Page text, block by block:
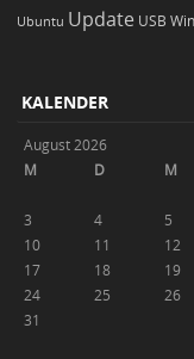
Ubuntu Update USB
KALENDER
August 2026
M
D M
3
4 5
10
11 12
17
18 19
24
25 26
31